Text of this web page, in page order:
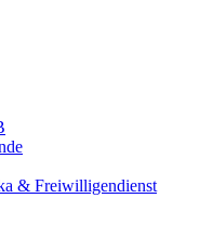
& Freiwilligendienst